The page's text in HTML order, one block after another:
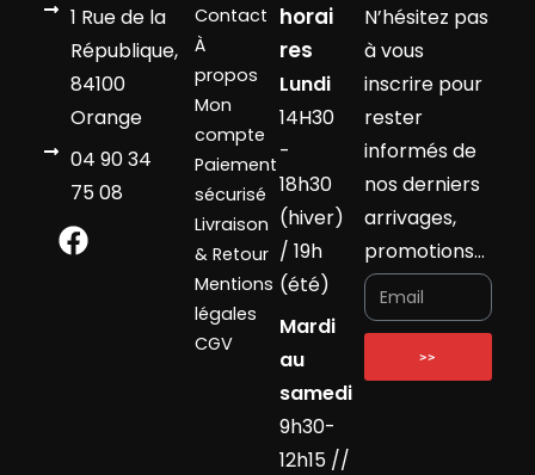
1 Rue de la
République,
84100
Orange
04 90 34
75 08
Contact
À
propos
Mon
compte
Paiement
sécurisé
Livraison
& Retour
Mentions
légales
CGV
horai
res
Lundi
14H30
-
18h30
(hiver)
/ 19h
(été)
Mardi
au
samedi
9h30-
12h15 //
N’hésitez pas
à vous
inscrire pour
rester
informés de
nos derniers
arrivages,
promotions…
>>